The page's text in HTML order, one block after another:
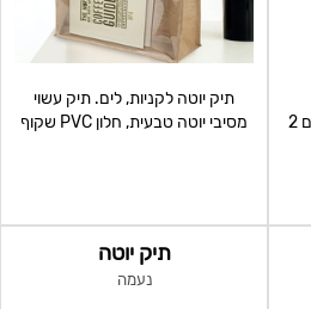
אלומיניום, בד ניילון. כיס פנימי עם 2
תיק יוטה לקניות, לים. תיק עשוי
מסיבי יוטה טבעית, חלון PVC שקוף
תיק יוטה
נעמה